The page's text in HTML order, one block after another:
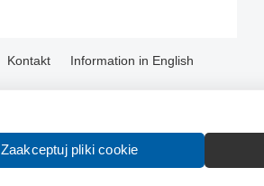
Zaakceptuj pliki cookie
Kontakt Information in English